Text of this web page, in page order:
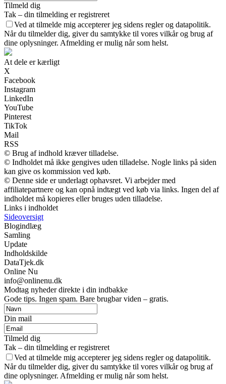
Tilmeld dig
Tak – din tilmelding er registreret
Ved at tilmelde mig accepterer jeg sidens regler og datapolitik.
Når du tilmelder dig, giver du samtykke til vores vilkår og brug af
dine oplysninger. Afmelding er mulig når som helst.
At dele er kærligt
X
Facebook
Instagram
LinkedIn
YouTube
Pinterest
TikTok
Mail
RSS
© Brug af indhold kræver tilladelse.
© Indholdet må ikke gengives uden tilladelse. Nogle links på siden
kan give os kommission ved køb.
© Denne side er underlagt ophavsret. Vi arbejder med
affiliatepartnere og kan opnå indtægt ved køb via links. Ingen del af
indholdet må kopieres eller bruges uden tilladelse.
Links i indholdet
Sideoversigt
Blogindlæg
Samling
Update
Indholdskilde
DataTjek.dk
Online Nu
info@onlinenu.dk
Modtag nyheder direkte i din indbakke
Gode tips. Ingen spam. Bare brugbar viden – gratis.
Din mail
Tilmeld dig
Tak – din tilmelding er registreret
Ved at tilmelde mig accepterer jeg sidens regler og datapolitik.
Når du tilmelder dig, giver du samtykke til vores vilkår og brug af
dine oplysninger. Afmelding er mulig når som helst.